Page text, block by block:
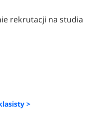
rekrutacji na studia
>